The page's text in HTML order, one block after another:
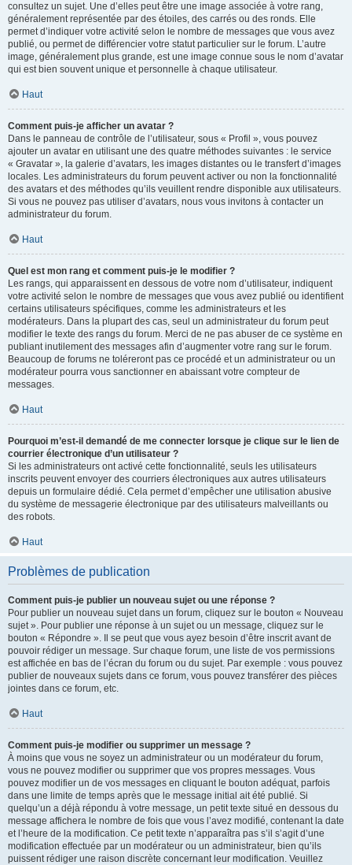
consultez un sujet. Une d’elles peut être une image associée à votre rang,
généralement représentée par des étoiles, des carrés ou des ronds. Elle
permet d’indiquer votre activité selon le nombre de messages que vous avez
publié, ou permet de différencier votre statut particulier sur le forum. L’autre
image, généralement plus grande, est une image connue sous le nom d’avatar
qui est bien souvent unique et personnelle à chaque utilisateur.
Haut
Comment puis-je afficher un avatar ?
Dans le panneau de contrôle de l’utilisateur, sous « Profil », vous pouvez
ajouter un avatar en utilisant une des quatre méthodes suivantes : le service
« Gravatar », la galerie d’avatars, les images distantes ou le transfert d’images
locales. Les administrateurs du forum peuvent activer ou non la fonctionnalité
des avatars et des méthodes qu’ils veuillent rendre disponible aux utilisateurs.
Si vous ne pouvez pas utiliser d’avatars, nous vous invitons à contacter un
administrateur du forum.
Haut
Quel est mon rang et comment puis-je le modifier ?
Les rangs, qui apparaissent en dessous de votre nom d’utilisateur, indiquent
votre activité selon le nombre de messages que vous avez publié ou identifient
certains utilisateurs spécifiques, comme les administrateurs et les
modérateurs. Dans la plupart des cas, seul un administrateur du forum peut
modifier le texte des rangs du forum. Merci de ne pas abuser de ce système en
publiant inutilement des messages afin d’augmenter votre rang sur le forum.
Beaucoup de forums ne toléreront pas ce procédé et un administrateur ou un
modérateur pourra vous sanctionner en abaissant votre compteur de
messages.
Haut
Pourquoi m’est-il demandé de me connecter lorsque je clique sur le lien de
courrier électronique d’un utilisateur ?
Si les administrateurs ont activé cette fonctionnalité, seuls les utilisateurs
inscrits peuvent envoyer des courriers électroniques aux autres utilisateurs
depuis un formulaire dédié. Cela permet d’empêcher une utilisation abusive
du système de messagerie électronique par des utilisateurs malveillants ou
des robots.
Haut
Problèmes de publication
Comment puis-je publier un nouveau sujet ou une réponse ?
Pour publier un nouveau sujet dans un forum, cliquez sur le bouton « Nouveau
sujet ». Pour publier une réponse à un sujet ou un message, cliquez sur le
bouton « Répondre ». Il se peut que vous ayez besoin d’être inscrit avant de
pouvoir rédiger un message. Sur chaque forum, une liste de vos permissions
est affichée en bas de l’écran du forum ou du sujet. Par exemple : vous pouvez
publier de nouveaux sujets dans ce forum, vous pouvez transférer des pièces
jointes dans ce forum, etc.
Haut
Comment puis-je modifier ou supprimer un message ?
À moins que vous ne soyez un administrateur ou un modérateur du forum,
vous ne pouvez modifier ou supprimer que vos propres messages. Vous
pouvez modifier un de vos messages en cliquant le bouton adéquat, parfois
dans une limite de temps après que le message initial ait été publié. Si
quelqu’un a déjà répondu à votre message, un petit texte situé en dessous du
message affichera le nombre de fois que vous l’avez modifié, contenant la date
et l’heure de la modification. Ce petit texte n’apparaîtra pas s’il s’agit d’une
modification effectuée par un modérateur ou un administrateur, bien qu’ils
puissent rédiger une raison discrète concernant leur modification. Veuillez